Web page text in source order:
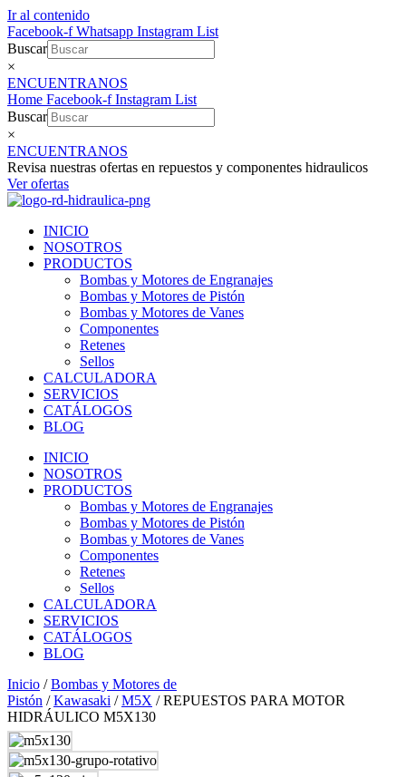
Ir al contenido
Facebook-f Whatsapp Instagram List
Buscar
×
ENCUENTRANOS
Home Facebook-f Instagram List
Buscar
×
ENCUENTRANOS
Revisa nuestras ofertas en repuestos y componentes hidraulicos
Ver ofertas
INICIO
NOSOTROS
PRODUCTOS
Bombas y Motores de Engranajes
Bombas y Motores de Pistón
Bombas y Motores de Vanes
Componentes
Retenes
Sellos
CALCULADORA
SERVICIOS
CATÁLOGOS
BLOG
INICIO
NOSOTROS
PRODUCTOS
Bombas y Motores de Engranajes
Bombas y Motores de Pistón
Bombas y Motores de Vanes
Componentes
Retenes
Sellos
CALCULADORA
SERVICIOS
CATÁLOGOS
BLOG
Inicio /Bombas y Motores de
Pistón /Kawasaki /M5X / REPUESTOS PARA MOTOR
HIDRÁULICO M5X130